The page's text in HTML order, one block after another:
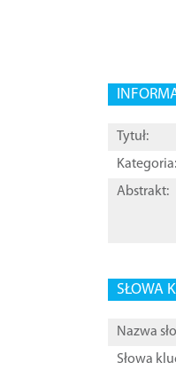
Tytuł:
Kategoria:
Abstrakt:
SŁOWA
Nazwa
Słowa